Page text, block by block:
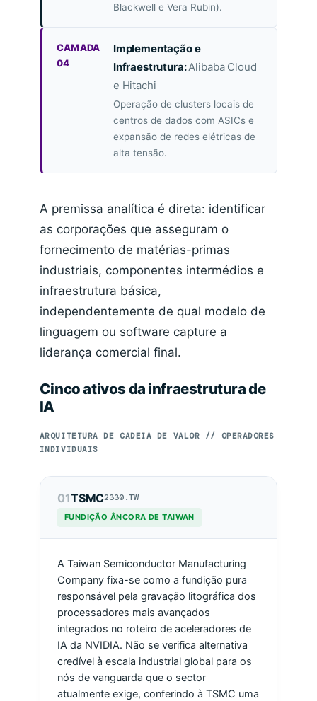
Blackwell e Vera Rubin).
CAMADA
04
Implementação e
Infraestrutura:Alibaba Cloud
e Hitachi
Operação de clusters locais de
centros de dados com ASICs e
expansão de redes elétricas de
alta tensão.
A premissa analítica é direta: identificar
as corporações que asseguram o
fornecimento de matérias-primas
industriais, componentes intermédios e
infraestrutura básica,
independentemente de qual modelo de
linguagem ou software capture a
liderança comercial final.
Cinco ativos da infraestrutura de
IA
ARQUITETURA DE CADEIA DE VALOR // OPERADORES
INDIVIDUAIS
01TSMC2330.TW
FUNDIÇÃO ÂNCORA DE TAIWAN
A Taiwan Semiconductor Manufacturing
Company fixa-se como a fundição pura
responsável pela gravação litográfica dos
processadores mais avançados
integrados no roteiro de aceleradores de
IA da NVIDIA. Não se verifica alternativa
credível à escala industrial global para os
nós de vanguarda que o sector
atualmente exige, conferindo à TSMC uma